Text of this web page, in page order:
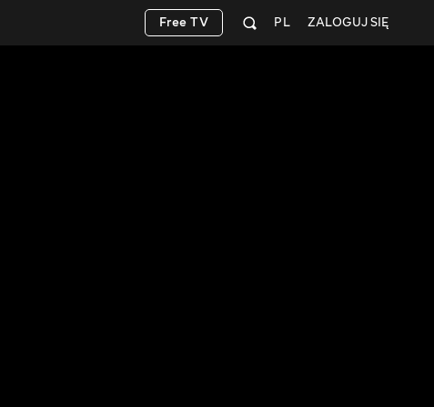
ZALOGUJ SIĘ
PL
Free TV